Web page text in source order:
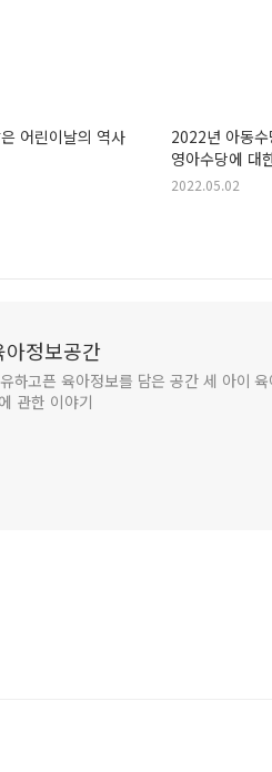
어린이날의 역사
2022년 아동
영아수당에 대
2022.05.02
정보공간
하고픈 육아정보를 담은 공간 세 아이
관한 이야기